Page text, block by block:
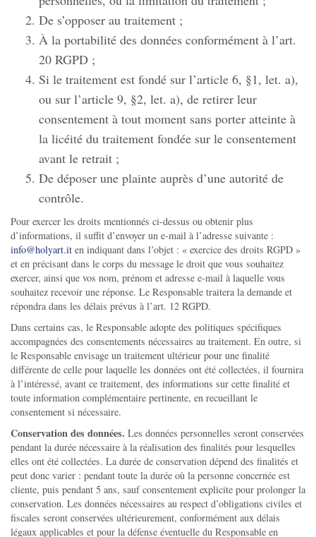
De s’opposer au traitement ;
À la portabilité des données conformément à l’art.
20 RGPD ;
Si le traitement est fondé sur l’article 6, §1, let. a),
ou sur l’article 9, §2, let. a), de retirer leur
consentement à tout moment sans porter atteinte à
la licéité du traitement fondée sur le consentement
avant le retrait ;
De déposer une plainte auprès d’une autorité de
contrôle.
Pour exercer les droits mentionnés ci-dessus ou obtenir plus
d’informations, il suffit d’envoyer un e-mail à l’adresse suivante :
info@holyart.it en indiquant dans l’objet : « exercice des droits RGPD »
et en précisant dans le corps du message le droit que vous souhaitez
exercer, ainsi que vos nom, prénom et adresse e-mail à laquelle vous
souhaitez recevoir une réponse. Le Responsable traitera la demande et
répondra dans les délais prévus à l’art. 12 RGPD.
Dans certains cas, le Responsable adopte des politiques spécifiques
accompagnées des consentements nécessaires au traitement. En outre, si
le Responsable envisage un traitement ultérieur pour une finalité
différente de celle pour laquelle les données ont été collectées, il fournira
à l’intéressé, avant ce traitement, des informations sur cette finalité et
toute information complémentaire pertinente, en recueillant le
consentement si nécessaire.
Conservation des données. Les données personnelles seront conservées
pendant la durée nécessaire à la réalisation des finalités pour lesquelles
elles ont été collectées. La durée de conservation dépend des finalités et
peut donc varier : pendant toute la durée où la personne concernée est
cliente, puis pendant 5 ans, sauf consentement explicite pour prolonger la
conservation. Les données nécessaires au respect d’obligations civiles et
fiscales seront conservées ultérieurement, conformément aux délais
légaux applicables et pour la défense éventuelle du Responsable en